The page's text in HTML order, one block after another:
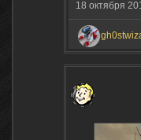
18 октября